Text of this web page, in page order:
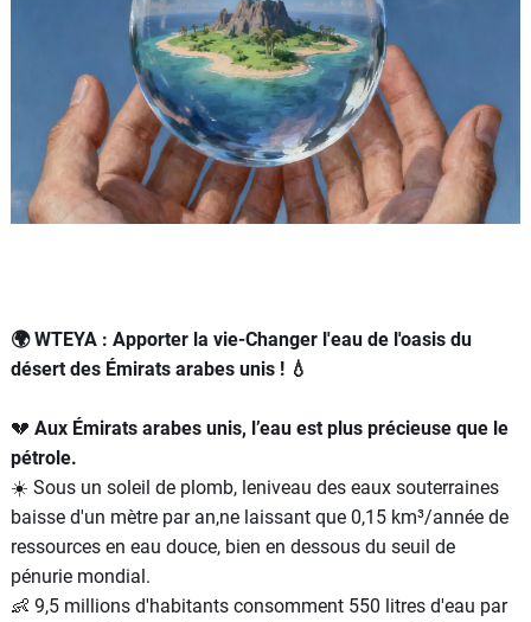
🌍 WTEYA : Apporter la vie-Changer l'eau de l'oasis du
désert des Émirats arabes unis ! 💧
💔 Aux Émirats arabes unis, l’eau est plus précieuse que le
pétrole.
☀️ Sous un soleil de plomb, leniveau des eaux souterraines
baisse d'un mètre par an,ne laissant que 0,15 km³/année de
ressources en eau douce, bien en dessous du seuil de
pénurie mondial.
👶 9,5 millions d'habitants consomment 550 litres d'eau par